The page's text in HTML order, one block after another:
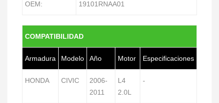
OEM: 19101RNAA01
COMPATIBILIDAD
Armadura Modelo Año Motor Especificaciones
HONDA CIVIC
2006-
2011
L4
2.0L
-